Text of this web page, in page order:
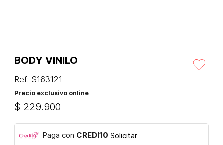
BODY VINILO
Ref: S163121
Precio exclusivo online
$ 229.900
Paga con CREDI10 Solicitar